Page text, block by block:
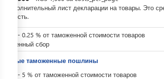
За дополнительный лист декларации на товары. Это
стоимость.
- 0.25 % от таможенной стоимости товаров
Таможенный сбор
Ввозные таможенные пошлины
- 5 % от таможенной стоимости товаров